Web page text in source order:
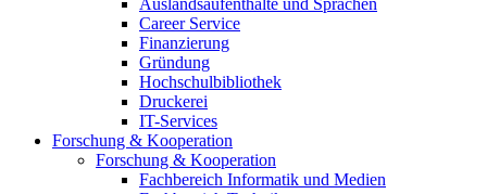
Auslandsaufenthalte und Sprachen
Career Service
Finanzierung
Gründung
Hochschulbibliothek
Druckerei
IT-Services
Forschung & Kooperation
Forschung & Kooperation
Fachbereich Informatik und Medien